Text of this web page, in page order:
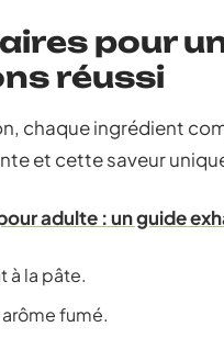
pour
réussi
chaque ingrédient
et cette saveur
adulte : un guide
à la pâte.
fumé.